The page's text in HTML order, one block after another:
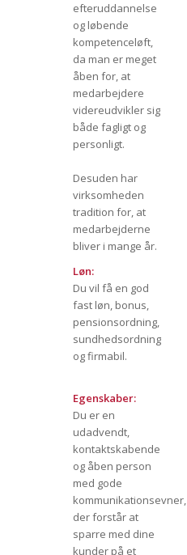
efteruddannelse
og løbende
kompetenceløft,
da man er meget
åben for, at
medarbejdere
videreudvikler sig
både fagligt og
personligt.
Desuden har
virksomheden
tradition for, at
medarbejderne
bliver i mange år.
Løn:
Du vil få en god
fast løn, bonus,
pensionsordning,
sundhedsordning
og firmabil.
Egenskaber:
Du er en
udadvendt,
kontaktskabende
og åben person
med gode
kommunikationsevner,
der forstår at
sparre med dine
kunder på et